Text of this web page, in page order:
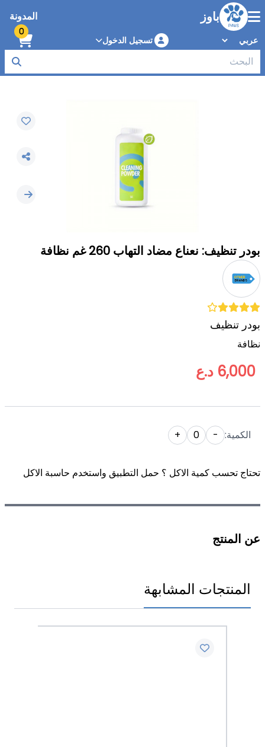
باوز المدونة
تسجيل الدخول
0
بودر تنظيف: نعناع مضاد التهاب 260 غم نظافة
بودر تنظيف
نظافة
6,000 د.ع
الكمية: -
0
+
تحتاج تحسب كمية الاكل ؟ حمل التطبيق واستخدم حاسبة الاكل
عن المنتج
المنتجات المشابهة